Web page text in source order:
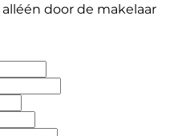
door de makelaar